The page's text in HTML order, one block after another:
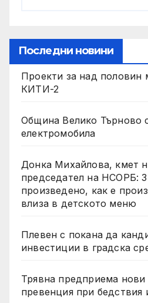
Последни новини
Проекти за над половин
КИТИ-2
Община Велико Търново
електромобила
Донка Михайлова, кмет
председател на НСОРБ:
произведено, как е
влиза в детското меню
Плевен с покана да
инвестиции в градска
Трявна предприема нови
превенция при бедствия